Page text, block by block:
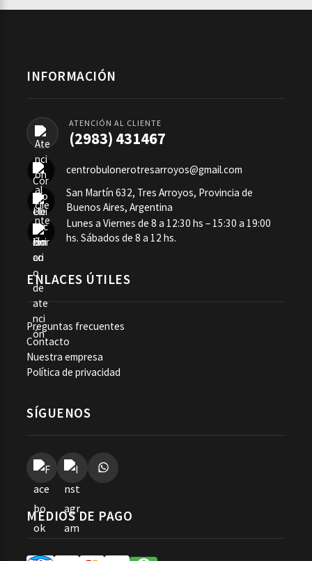
INFORMACIÓN
ATENCIÓN AL CLIENTE
(2983) 431467
centrobulonerotresarroyos@gmail.com
San Martín 632, Tres Arroyos, Provincia de
Buenos Aires, Argentina
Lunes a Viernes de 8 a 12:30 hs – 15:30 a 19:00
hs. Sábados de 8 a 12 hs.
ENLACES ÚTILES
Preguntas frecuentes
Contacto
Nuestra empresa
Política de privacidad
SÍGUENOS
MEDIOS DE PAGO